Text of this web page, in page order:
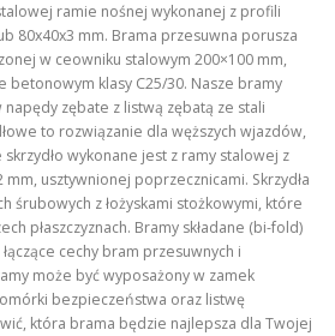
ramie nośnej wykonanej z profili
80x40x3 mm. Brama przesuwna porusza
w ceowniku stalowym 200×100 mm,
betonowym klasy C25/30. Nasze bramy
zębate z listwą zębatą ze stali
to rozwiązanie dla węższych wjazdów,
wykonane jest z ramy stalowej z
usztywnionej poprzecznicami. Skrzydła
śrubowych z łożyskami stożkowymi, które
płaszczyznach. Bramy składane (bi-fold)
cechy bram przesuwnych i
może być wyposażony w zamek
bezpieczeństwa oraz listwę
która brama będzie najlepsza dla Twojej